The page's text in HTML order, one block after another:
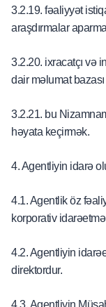
3.2.19. fəaliyyət
araşdırmalar
3.2.20. ixracatçı və
dair məlumat
3.2.21. bu
həyata keçirmək.
4. Agentliyin idarə
4.1. Agentlik öz
korporativ idarəetmə
4.2. Agentliyin
direktordur.
4.3. Agentliyin